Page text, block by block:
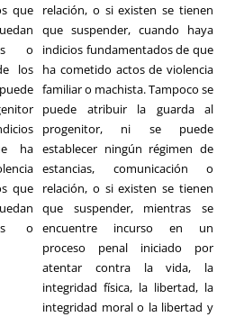
que
o
los
ha
que
o
relación, o si existen se tienen
que suspender, cuando haya
indicios fundamentados de que
ha cometido actos de violencia
familiar o machista. Tampoco se
puede atribuir la guarda al
progenitor, ni se puede
establecer ningún régimen de
estancias, comunicación o
relación, o si existen se tienen
que suspender, mientras se
encuentre incurso en un
proceso penal iniciado por
atentar contra la vida, la
integridad física, la libertad, la
integridad moral o la libertad y